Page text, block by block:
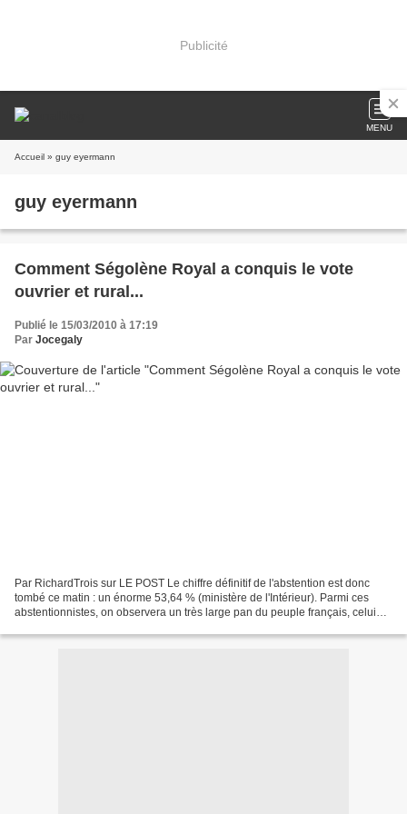
Publicité
MENU
Accueil » guy eyermann
guy eyermann
Comment Ségolène Royal a conquis le vote
ouvrier et rural...
Publié le 15/03/2010 à 17:19
Par Jocegaly
Par RichardTrois sur LE POST Le chiffre définitif de l'abstention est donc
tombé ce matin : un énorme 53,64 % (ministère de l'Intérieur). Parmi ces
abstentionnistes, on observera un très large pan du peuple français, celui